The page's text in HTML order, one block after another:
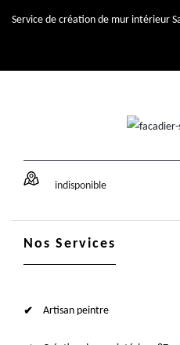
Service de création de mur intérieur
indisponible
Nos Services
Artisan peintre